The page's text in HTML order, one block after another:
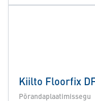
Kiilto Floorfix
Põrandaplaatimissegu